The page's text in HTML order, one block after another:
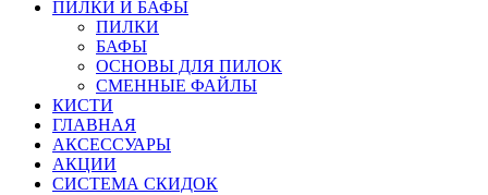
ПИЛКИ И БАФЫ
ПИЛКИ
БАФЫ
ОСНОВЫ ДЛЯ ПИЛОК
СМЕННЫЕ ФАЙЛЫ
КИСТИ
ГЛАВНАЯ
АКСЕССУАРЫ
АКЦИИ
СИСТЕМА СКИДОК